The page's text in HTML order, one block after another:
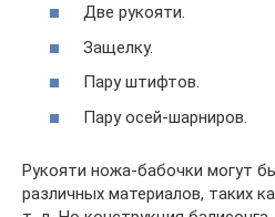
Две рукояти.
Защелку.
Пару штифтов.
Пару осей-шарниров.
Рукояти ножа-бабочки могут
различных материалов, таких